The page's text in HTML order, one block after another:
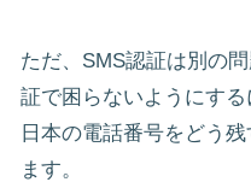
ただ、SMS認証は別の
証で困らないようにする
日本の電話番号をどう
ます。